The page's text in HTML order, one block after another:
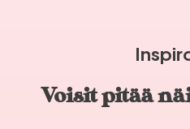
Voisit pitää